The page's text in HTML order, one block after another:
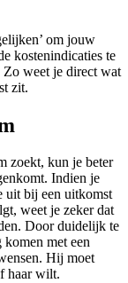
om jouw
kostenindicaties te
weet je direct wat
zit.
zoekt, kun je beter
Indien je
uit bij een uitkomst
weet je zeker dat
Door duidelijk te
met een
Hij moet
haar wilt.